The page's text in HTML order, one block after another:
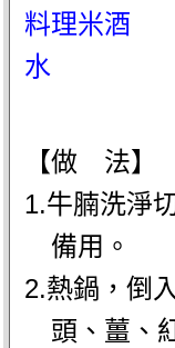
料理米酒
水
【做 法】
1.牛腩洗淨
備用。
2.熱鍋，倒
頭、薑、